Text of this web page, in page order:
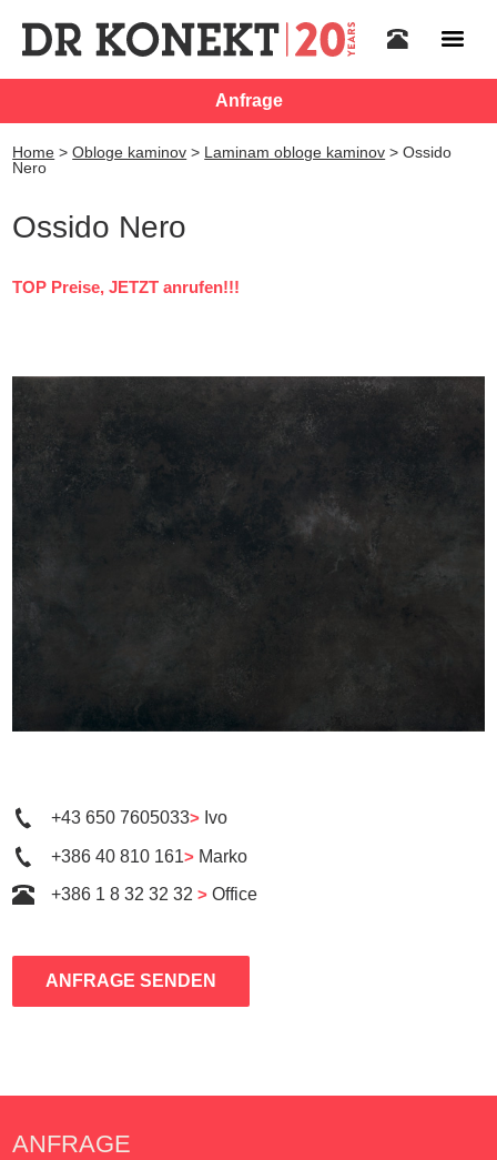
Anfrage
Home >Obloge kaminov > Laminam obloge kaminov >Ossido
Nero
Ossido Nero
TOP Preise, JETZT anrufen!!!
+43 650 7605033> Ivo
+386 40 810 161> Marko
+386 1 8 32 32 32> Office
ANFRAGE SENDEN
ANFRAGE